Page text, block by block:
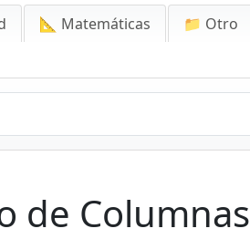
📐 Matemáticas 📁 Otro
de Columnas